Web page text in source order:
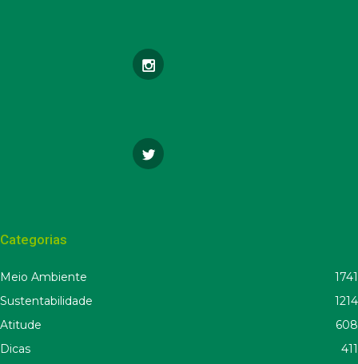
Categorias
Meio Ambiente
1741
Sustentabilidade
1214
Atitude
608
Dicas
411